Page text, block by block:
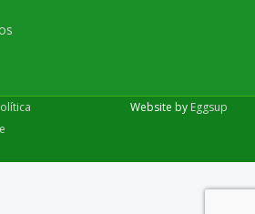
Website by Eggsup